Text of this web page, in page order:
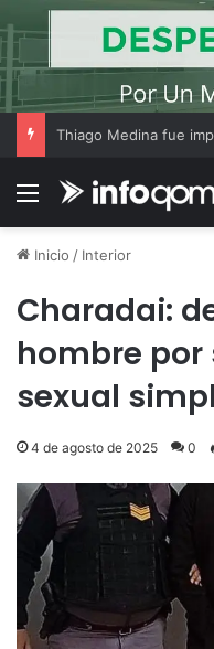
Menú
Inicio / Interior
Charadai:
hombre
sexual
4 de agosto de 2025 0